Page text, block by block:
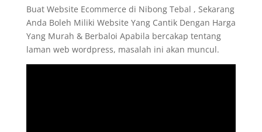
Buat Website Ecommerce di Nibong Tebal , Sekarang
Anda Boleh Miliki Website Yang Cantik Dengan Harga
Yang Murah & Berbaloi Apabila bercakap tentang
laman web wordpress, masalah ini akan muncul.